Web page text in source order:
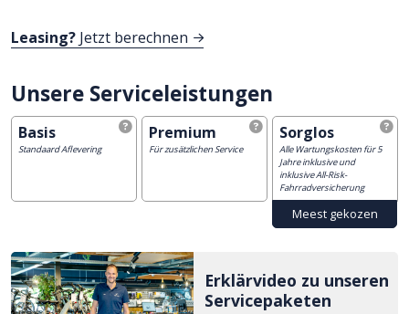
Leasing? Jetzt berechnen
Unsere Serviceleistungen
Basis
Standaard Aflevering
Premium
Für zusätzlichen Service
Sorglos
Alle Wartungskosten für 5
Jahre inklusive und
inklusive All-Risk-
Fahrradversicherung
Erklärvideo zu unseren
Servicepaketen